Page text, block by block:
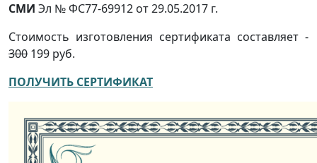
СМИ Эл № ФС77-69912 от 29.05.2017 г.
Стоимость изготовления сертификата составляет -
300 199 руб.
ПОЛУЧИТЬ СЕРТИФИКАТ